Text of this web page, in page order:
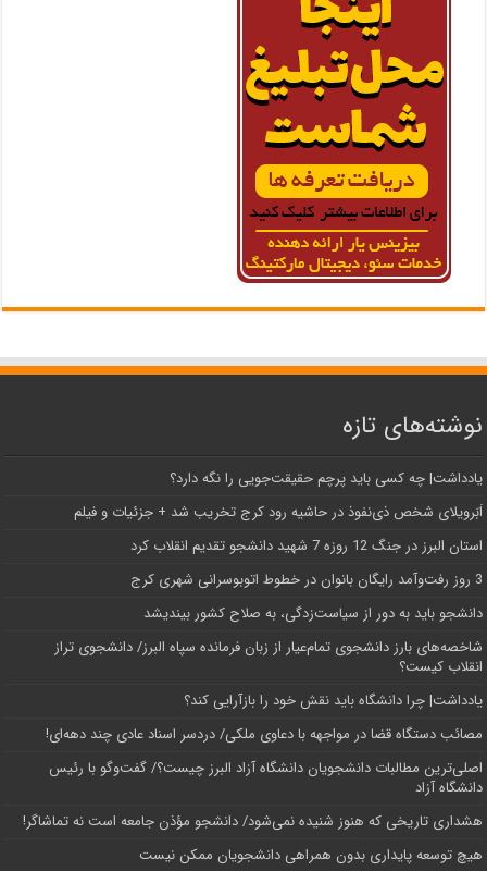
نوشته‌های تازه
یادداشت| ‌چه کسی باید پرچم حقیقت‌جویی را نگه دارد؟
اَبَر‌ویلای شخص ذی‌نفوذ در حاشیه‌ رود کرج تخریب شد + جزئیات و فیلم
استان البرز در جنگ 12 روزه 7 شهید دانشجو تقدیم انقلاب کرد
3 روز رفت‌وآمد رایگان بانوان در خطوط اتوبوسرانی شهری کرج
دانشجو باید به دور از سیاست‌زدگی، به صلاح کشور بیندیشد
شاخصه‌های بارز دانشجوی تمام‌عیار از زبان فرمانده سپاه البرز/ دانشجوی تراز
انقلاب کیست؟
یادداشت| چرا دانشگاه باید نقش خود را بازآرایی کند؟
مصائب دستگاه قضا در مواجهه با دعاوی ملکی/ دردسر اسناد عادی چند‌ دهه‌ای!
اصلی‌ترین مطالبات دانشجویان دانشگاه آزاد البرز چیست؟/ گفت‌وگو با رئیس
دانشگاه آز‌اد
هشداری تاریخی که هنوز شنیده نمی‌شود/ دانشجو مؤذن جامعه است نه تماشاگر!
هیچ توسعه پایداری بدون همراهی دانشجویان ممکن نیست